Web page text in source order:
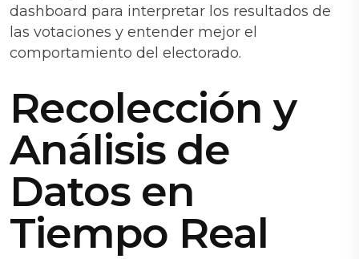
dashboard para interpretar los resultados de
las votaciones y entender mejor el
comportamiento del electorado.
Recolección y
Análisis de
Datos en
Tiempo Real